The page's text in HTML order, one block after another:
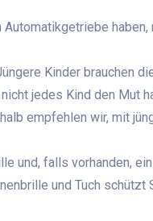
Kinder brauchen
jedes Kind den Mut
empfehlen wir, mit
und, falls vorhanden,
und Tuch